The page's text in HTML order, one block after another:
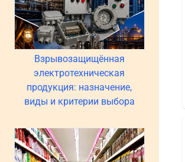
Взрывозащищённая
электротехническая
продукция: назначение,
виды и критерии выбора